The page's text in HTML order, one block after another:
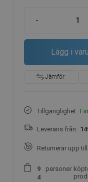
-
Lägg i
Jämför
Tillgänglighet:
Leverans från:
Returnerar upp
9
4
personer